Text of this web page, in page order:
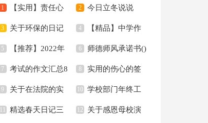
1 【实用】责任心
的演讲稿三篇
2 今日立冬说说
3 关于环保的日记
15篇
4 【精品】中学作
文汇编7篇
5 【推荐】2022年
人生格言警句汇编97
句
6 师德师风承诺书()
7 考试的作文汇总8
篇
8 实用的伤心的签
名锦集35句
9 关于在法院的实
习报告范文汇总八篇
10 学校部门年终工
作总结
11 精选春天日记三 12 关于感恩母校演